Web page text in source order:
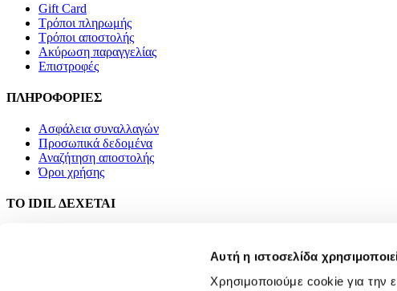
Αυτή η ιστοσελίδα
Χρησιμοποιούμε cookie για την
Gift Card
Τρόποι πληρωμής
Τρόποι αποστολής
Ακύρωση παραγγελίας
Επιστροφές
ΠΛΗΡΟΦΟΡΙΕΣ
Ασφάλεια συναλλαγών
Προσωπικά δεδομένα
Αναζήτηση αποστολής
Όροι χρήσης
ΤΟ IDIL ΔΕΧΕΤΑΙ